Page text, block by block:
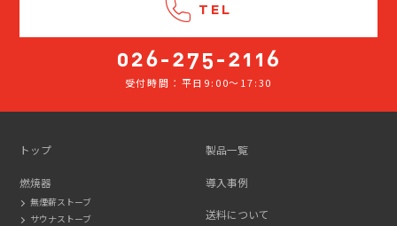
TEL
受付時間：平日9:00～17:30
トップ
燃焼器
無煙薪ストーブ
サウナストーブ
製品一覧
導入事例
送料について